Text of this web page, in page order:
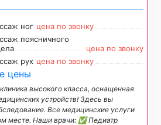
ног цена по звонку
поясничного
цена по звонку
рук цена по звонку
цены
высокого класса, оснащенная
устройств! Здесь вы
Все медицинские услуги
месте. Наши врачи: ✅ Педиатр